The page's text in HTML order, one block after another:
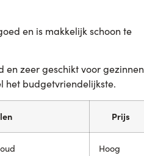
en is makkelijk schoon te
zeer geschikt voor gezinnen
het budgetvriendelijkste.
Prijs
Hoog